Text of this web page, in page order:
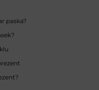
paska?